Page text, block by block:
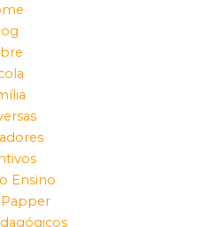
Ensino